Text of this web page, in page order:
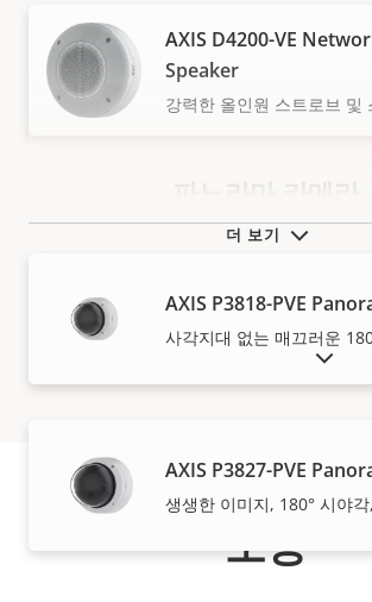
더 보기
AXIS D4200-VE
Speaker
강력한 올인원 스트로브 및
AXIS P3818-PVE
사각지대 없는 매끄러운
AXIS P3827-PVE
생생한 이미지, 180° 시야
보증